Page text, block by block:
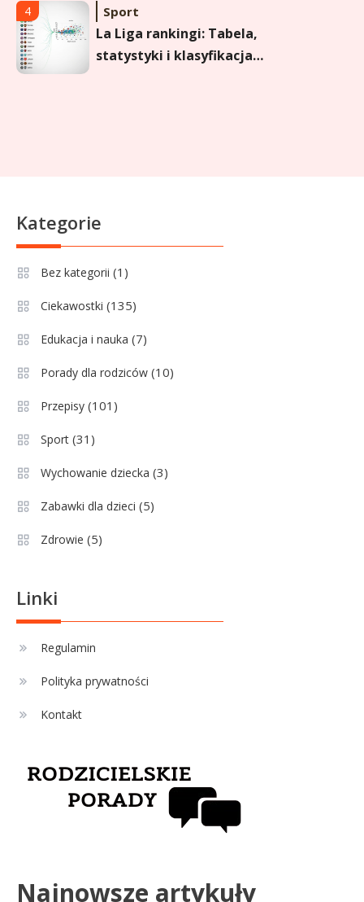
4 Sport
La Liga rankingi: Tabela,
statystyki i klasyfikacja
6
historyczne dane
1 Wychowanie dziecka
Jak pomóc dziecku przygotować
dobre rozwiązanie dla
maturzysty?
Sport
Jagiellonia Białystok rankingi w
4 Sport
strzelców Primera División
Kategorie
Bez kategorii (1)
Ciekawostki (135)
Edukacja i nauka (7)
Porady dla rodziców (10)
Przepisy (101)
Sport (31)
Wychowanie dziecka (3)
Zabawki dla dzieci (5)
Zdrowie (5)
Linki
Regulamin
Polityka prywatności
Kontakt
Najnowsze artykuły